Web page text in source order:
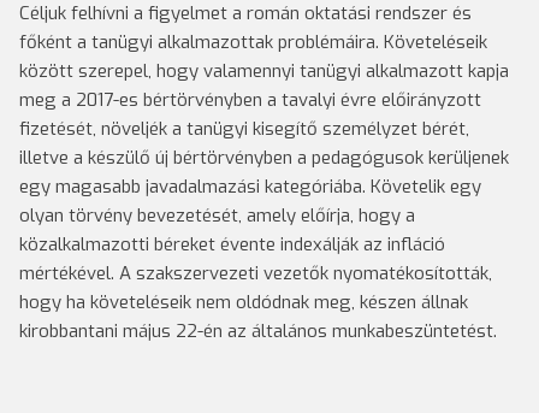
Céljuk felhívni a figyelmet a román oktatási rendszer és
főként a tanügyi alkalmazottak problémáira. Követeléseik
között szerepel, hogy valamennyi tanügyi alkalmazott kapja
meg a 2017-es bértörvényben a tavalyi évre előirányzott
fizetését, növeljék a tanügyi kisegítő személyzet bérét,
illetve a készülő új bértörvényben a pedagógusok kerüljenek
egy magasabb javadalmazási kategóriába. Követelik egy
olyan törvény bevezetését, amely előírja, hogy a
közalkalmazotti béreket évente indexálják az infláció
mértékével. A szakszervezeti vezetők nyomatékosították,
hogy ha követeléseik nem oldódnak meg, készen állnak
kirobbantani május 22-én az általános munkabeszüntetést.